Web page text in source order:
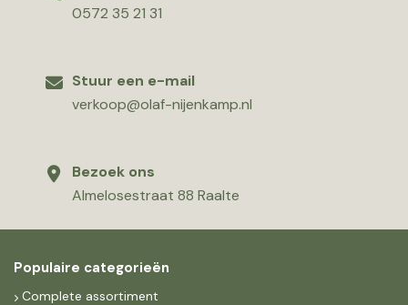
0572 35 21 31
Stuur een e-mail
verkoop@olaf-nijenkamp.nl
Bezoek ons
Almelosestraat 88 Raalte
Populaire categorieën
Complete assortiment